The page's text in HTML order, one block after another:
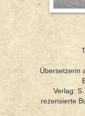
Übersetzerin
Verlag:
rezensierte